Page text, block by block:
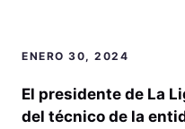
ENERO 30, 2024
El presidente de La
del técnico de la